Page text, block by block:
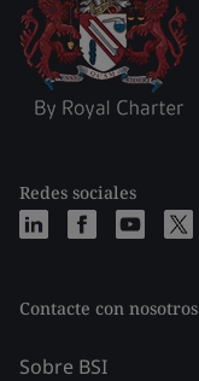
Redes sociales
Contacte con nosotros
Sobre BSI